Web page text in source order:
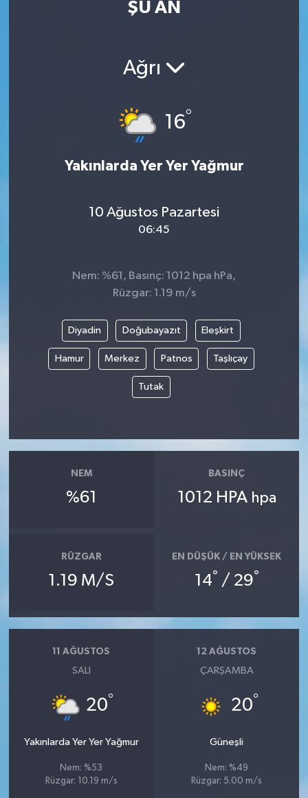
ŞU AN
Ağrı
16°
Yakınlarda Yer Yer Yağmur
10 Ağustos Pazartesi
06:45
Nem: %61, Basınç: 1012 hpa hPa,
Rüzgar: 1.19 m/s
Diyadin Doğubayazıt Eleşkirt
Hamur Merkez Patnos Taşlıçay
Tutak
NEM
%61
BASINÇ
1012 HPA hpa
RÜZGAR
1.19 M/S
EN DÜŞÜK / EN YÜKSEK
14° / 29°
11 AĞUSTOS
SALI
20°
Yakınlarda Yer Yer Yağmur
Nem: %53
Rüzgar: 10.19 m/s
12 AĞUSTOS
ÇARŞAMBA
20°
Güneşli
Nem: %49
Rüzgar: 5.00 m/s